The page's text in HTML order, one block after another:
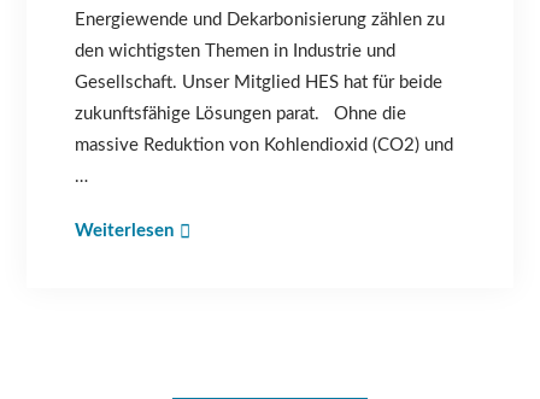
Energiewende und Dekarbonisierung zählen zu
den wichtigsten Themen in Industrie und
Gesellschaft. Unser Mitglied HES hat für beide
zukunftsfähige Lösungen parat. Ohne die
massive Reduktion von Kohlendioxid (CO2) und
…
Weiterlesen